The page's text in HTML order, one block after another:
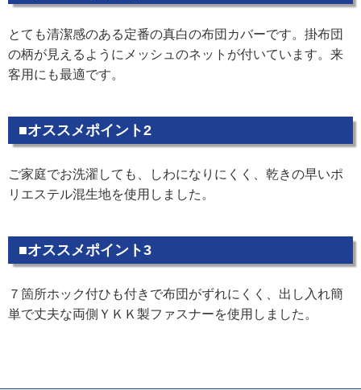
とても清潔感のある定番の真白の布団カバーです。掛布団
の柄が見えるようにメッシュのネットが付いています。来
客用にも最適です。
■オススメポイント2
ご家庭でお洗濯しても、しわになりにくく、乾きの早いポ
リエステル混生地を使用しました。
■オススメポイント3
７箇所ホック付ひも付きで布団がずれにくく、出し入れ簡
単で丈夫な両側ＹＫＫ製ファスナーを使用しました。